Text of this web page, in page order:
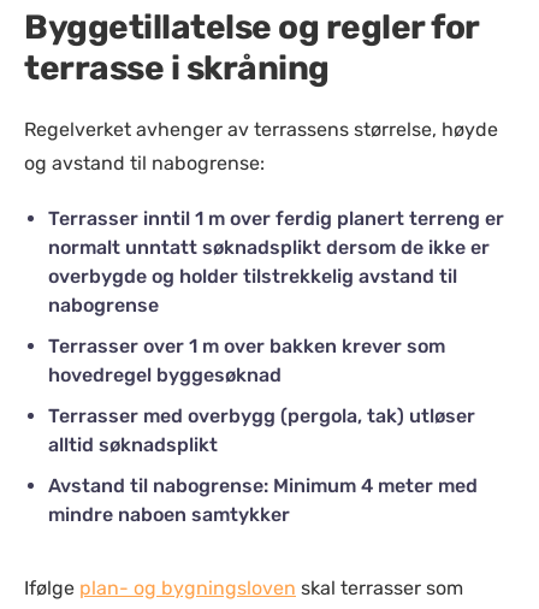
Byggetillatelse og regler for
terrasse i skråning
Regelverket avhenger av terrassens størrelse, høyde
og avstand til nabogrense:
Terrasser inntil 1 m over ferdig planert terreng er
normalt unntatt søknadsplikt dersom de ikke er
overbygde og holder tilstrekkelig avstand til
nabogrense
Terrasser over 1 m over bakken krever som
hovedregel byggesøknad
Terrasser med overbygg (pergola, tak) utløser
alltid søknadsplikt
Avstand til nabogrense: Minimum 4 meter med
mindre naboen samtykker
Ifølge plan- og bygningsloven skal terrasser som